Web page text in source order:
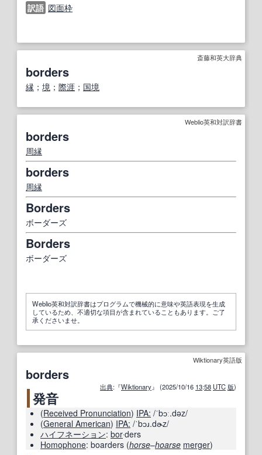
訳語 図面枠
斎藤和英大辞典
borders
縁 ； 境 ； 際涯 ； 国境
Weblio英和対訳辞書
borders
周縁
borders
周縁
Borders
ボーダーズ
Borders
ボーダーズ
Weblio英和対訳辞書はプログラムで機械的に意味や英語表現を生成
しているため、不適切な項目が含まれていることもあります。ご了
承くださいませ。
Wiktionary英語版
borders
出典:『Wiktionary』 (2025/10/16 13:58 UTC 版)
発音
(Received Pronunciation) IPA: /ˈbɔː.dəz/
(General American) IPA: /ˈbɔɹ.dɚz/
ハイフネーション: bor‧ders
Homophone: boarders (horse–hoarse merger)